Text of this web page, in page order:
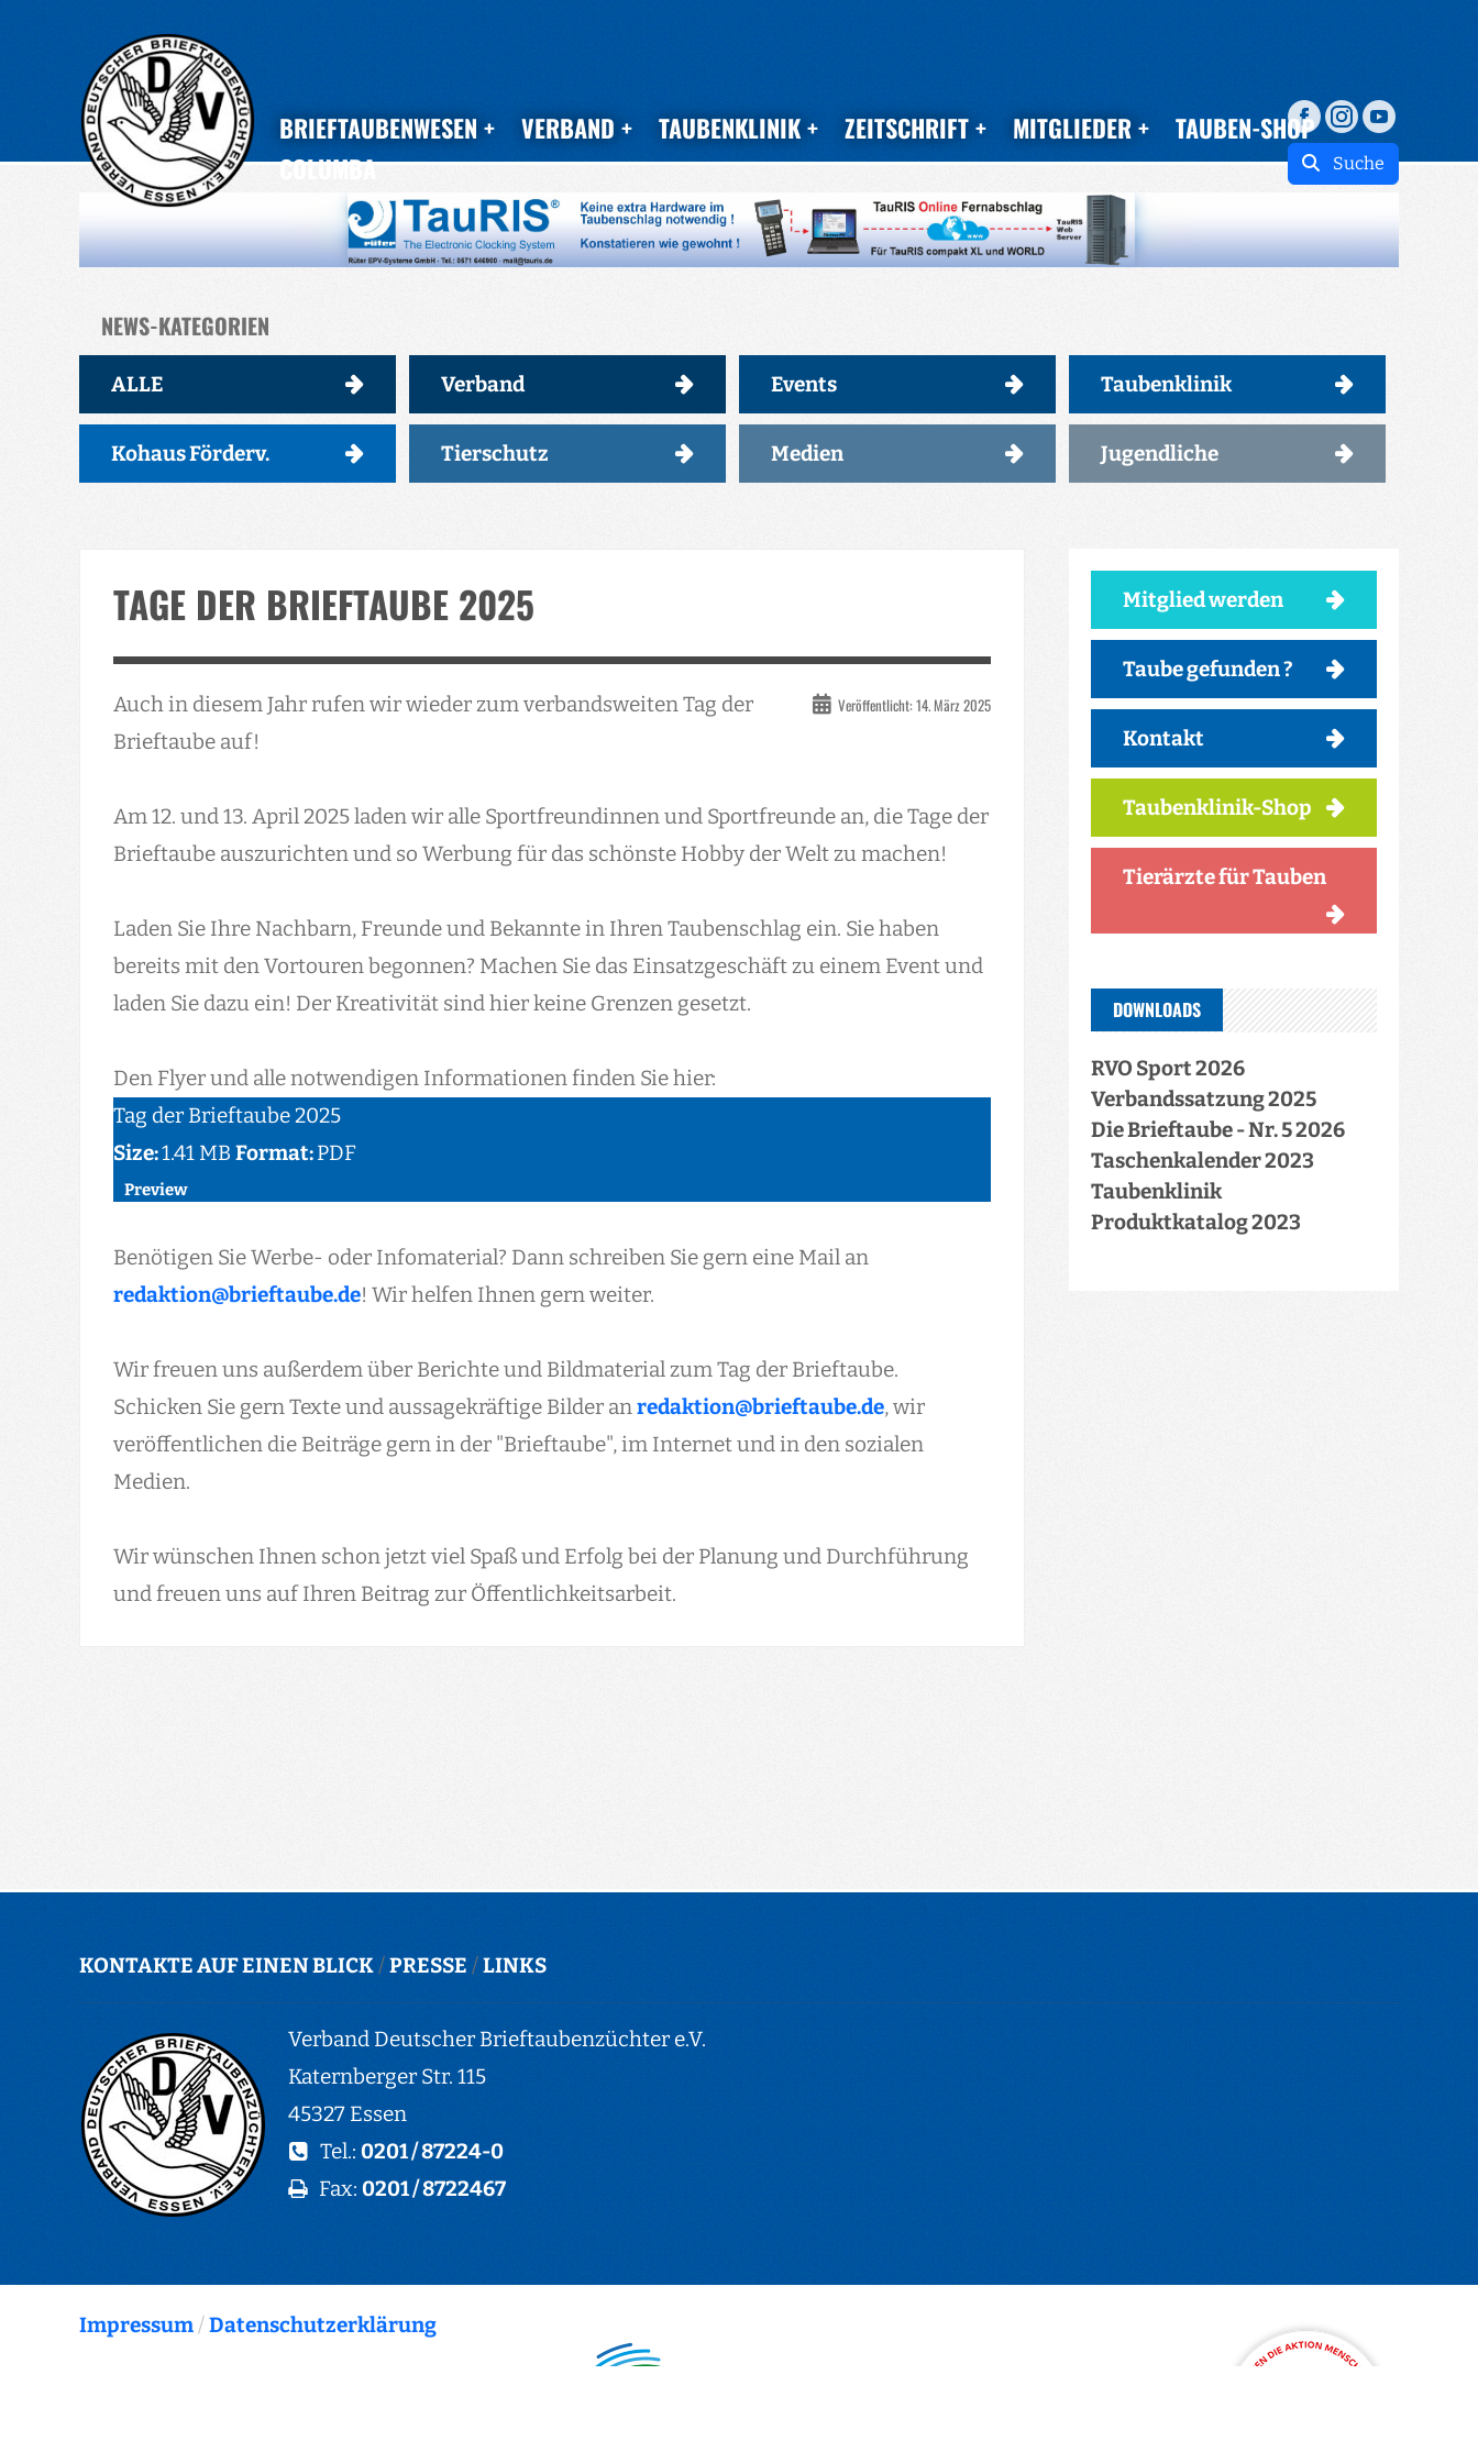
BRIEFTAUBENWESEN VERBAND TAUBENKLINIK ZEITSCHRIFT MITGLIEDER
TAUBEN-SHOP
COLUMBA
Suche
NEWS-KATEGORIEN
ALLE Verband Events Taubenklinik
Kohaus Förderv. Tierschutz Medien Jugendliche
TAGE DER BRIEFTAUBE 2025
Veröffentlicht: 14. März 2025
Auch in diesem Jahr rufen wir wieder zum verbandsweiten Tag der
Brieftaube auf!
Am 12. und 13. April 2025 laden wir alle Sportfreundinnen und Sportfreunde an, die Tage der
Brieftaube auszurichten und so Werbung für das schönste Hobby der Welt zu machen!
Laden Sie Ihre Nachbarn, Freunde und Bekannte in Ihren Taubenschlag ein. Sie haben
bereits mit den Vortouren begonnen? Machen Sie das Einsatzgeschäft zu einem Event und
laden Sie dazu ein! Der Kreativität sind hier keine Grenzen gesetzt.
Den Flyer und alle notwendigen Informationen finden Sie hier:
Tag der Brieftaube 2025
Size:1.41 MB Format:PDF
Preview
Benötigen Sie Werbe- oder Infomaterial? Dann schreiben Sie gern eine Mail an
redaktion@brieftaube.de! Wir helfen Ihnen gern weiter.
Wir freuen uns außerdem über Berichte und Bildmaterial zum Tag der Brieftaube.
Schicken Sie gern Texte und aussagekräftige Bilder anredaktion@brieftaube.de, wir
veröffentlichen die Beiträge gern in der "Brieftaube", im Internet und in den sozialen
Medien.
Wir wünschen Ihnen schon jetzt viel Spaß und Erfolg bei der Planung und Durchführung
und freuen uns auf Ihren Beitrag zur Öffentlichkeitsarbeit.
Mitglied werden
Taube gefunden ?
Kontakt
Taubenklinik-Shop
Tierärzte für Tauben
DOWNLOADS
RVO Sport 2026
Verbandssatzung 2025
Die Brieftaube - Nr. 5 2026
Taschenkalender 2023
Taubenklinik
Produktkatalog 2023
KONTAKTE AUF EINEN BLICK/PRESSE /LINKS
Verband Deutscher Brieftaubenzüchter e.V.
Katernberger Str. 115
45327 Essen
Tel.: 0201 / 87224-0
Fax: 0201 / 8722467
Impressum/Datenschutzerklärung